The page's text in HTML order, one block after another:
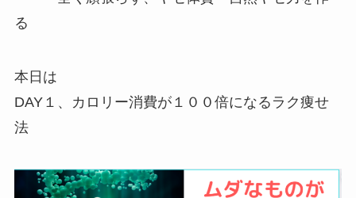
る
本日は
DAY１、カロリー消費が１００倍になるラク痩せ
法